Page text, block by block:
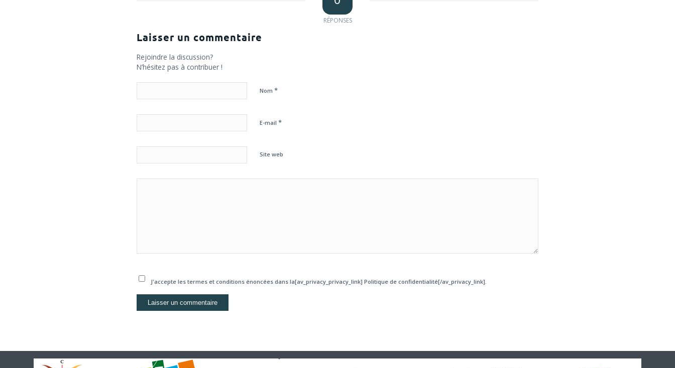
RÉPONSES
Laisser un commentaire
Rejoindre la discussion?
N’hésitez pas à contribuer !
Nom *
E-mail *
Site web
J'accepte les termes et conditions énoncées dans la[av_privacy_privacy_link] Politique de confidentialité[/av_privacy_link].